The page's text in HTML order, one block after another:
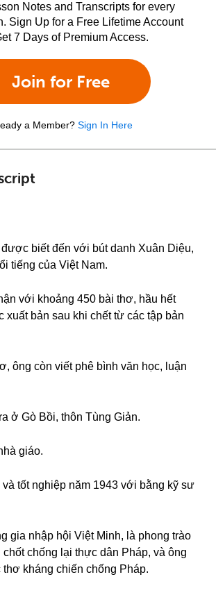
Notes and Transcripts for every
Sign Up for a Free Lifetime Account
7 Days of Premium Access.
Join for Free
a Member? Sign In Here
biết đến với bút danh Xuân Diệu,
tiếng của Việt Nam.
với khoảng 450 bài thơ, hầu hết
xuất bản sau khi chết từ các tập bản
ông còn viết phê bình văn học, luận
ở Gò Bồi, thôn Tùng Giản.
giáo.
tốt nghiệp năm 1943 với bằng kỹ sư
gia nhập hội Việt Minh, là phong trào
chốt chống lại thực dân Pháp, và ông
thơ kháng chiến chống Pháp.